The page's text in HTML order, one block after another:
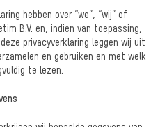
hebben over “we”, “wij” of
B.V. en, indien van toepassing,
privacyverklaring leggen wij uit
en gebruiken en met welk
te lezen.